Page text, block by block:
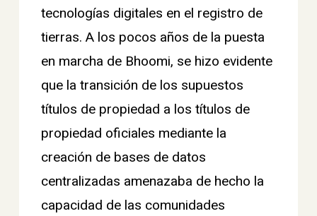
tecnologías digitales en el registro de
tierras. A los pocos años de la puesta
en marcha de Bhoomi, se hizo evidente
que la transición de los supuestos
títulos de propiedad a los títulos de
propiedad oficiales mediante la
creación de bases de datos
centralizadas amenazaba de hecho la
capacidad de las comunidades